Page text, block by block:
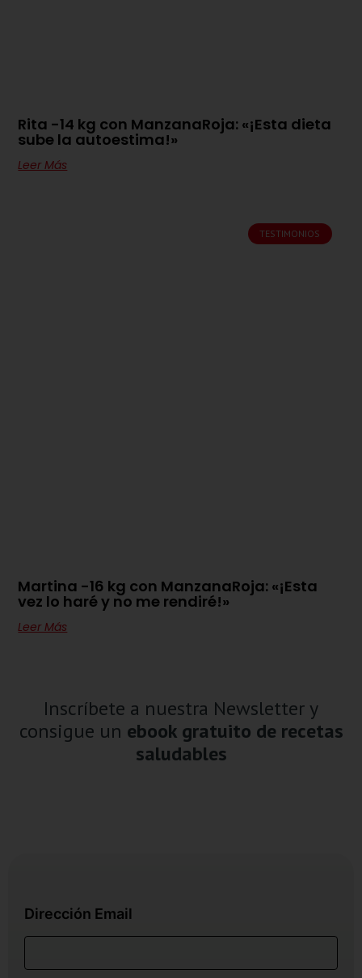
Rita -14 kg con ManzanaRoja: «¡Esta dieta
sube la autoestima!»
Leer Más
TESTIMONIOS
Martina -16 kg con ManzanaRoja: «¡Esta
vez lo haré y no me rendiré!»
Leer Más
Inscríbete a nuestra Newsletter y
consigue un ebook gratuito de recetas
saludables
Dirección Email